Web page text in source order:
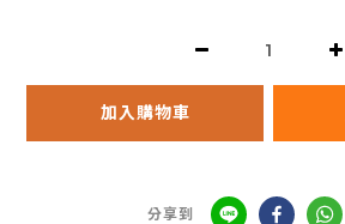
加入購物車
分享到